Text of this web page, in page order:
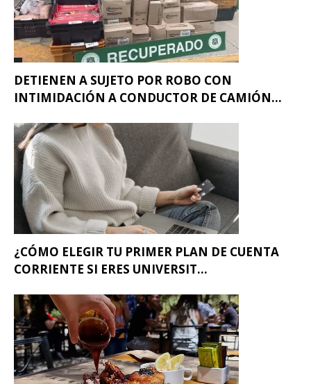
DETIENEN A SUJETO POR ROBO CON
INTIMIDACIÓN A CONDUCTOR DE CAMIÓN...
¿CÓMO ELEGIR TU PRIMER PLAN DE CUENTA
CORRIENTE SI ERES UNIVERSIT...